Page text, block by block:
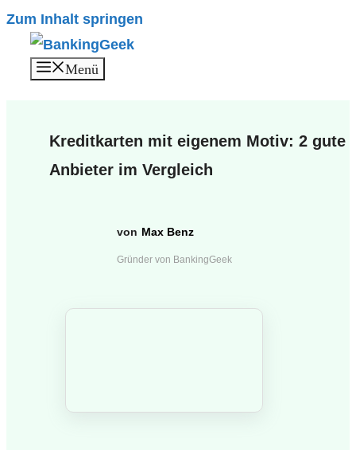
Zum Inhalt springen
Menü
Kreditkarten mit eigenem Motiv: 2 gute
Anbieter im Vergleich
Max Benz
Gründer von BankingGeek